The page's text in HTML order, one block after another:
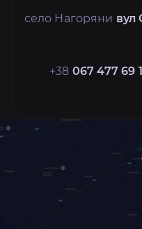
село Нагоряни вул
+38 067 477 69